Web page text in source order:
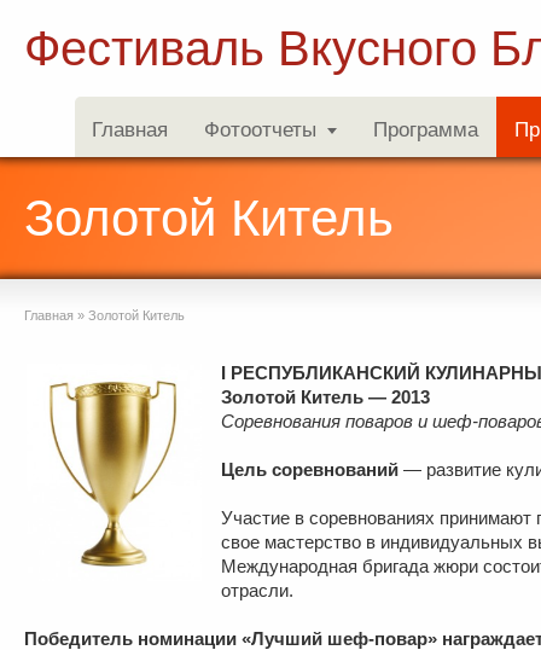
Фестиваль Вкусного
Главная Фотоотчеты Программа
Золотой Китель
Главная » Золотой Китель
I РЕСПУБЛИКАНСКИЙ
Золотой Китель — 2013
Соревнования поваров и шеф-
Цель соревнований — развитие
Участие в соревнованиях
свое мастерство в индивидуальных
Международная бригада жюри
отрасли.
Победитель номинации «Лучший шеф-повар»